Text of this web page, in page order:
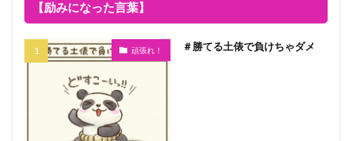
【励みになった言葉】
頑張れ！ ＃勝てる土俵で負けちゃダメ